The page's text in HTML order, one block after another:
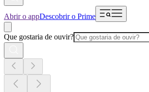
Abrir o appDescobrir o Prime
Que gostaria de ouvir?